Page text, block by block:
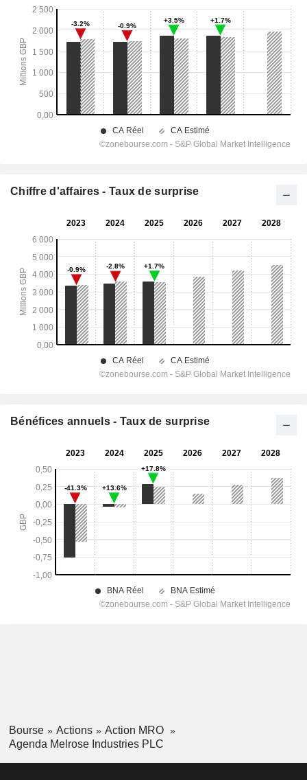
Chiffre d'affaires - Taux de surprise
Bénéfices annuels - Taux de surprise
Bourse Actions
Action MRO
Agenda Melrose Industries PLC